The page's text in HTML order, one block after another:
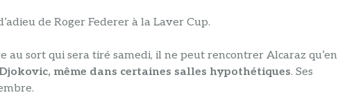
de Roger Federer à la Laver Cup.
au sort qui sera tiré samedi, il ne peut rencontrer Alcaraz qu’en
même dans certaines salles hypothétiques. Ses